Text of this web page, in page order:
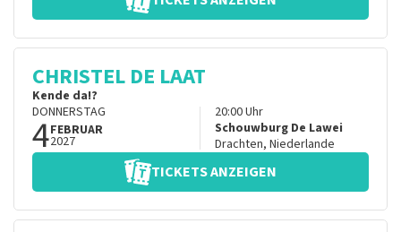
CHRISTEL DE LAAT
Kende da!?
DONNERSTAG
4FEBRUAR
2027
20:00Uhr
Schouwburg De Lawei
Drachten, Niederlande
TICKETS ANZEIGEN